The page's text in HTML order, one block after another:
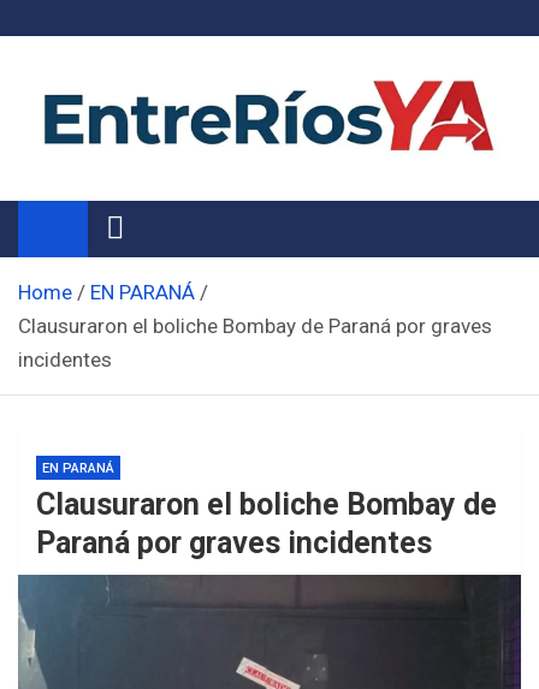
Noticias de Entre Ríos
Información de toda la provincia ahora
Home
EN PARANÁ
Clausuraron el boliche Bombay de Paraná por graves
incidentes
EN PARANÁ
Clausuraron el boliche Bombay de
Paraná por graves incidentes